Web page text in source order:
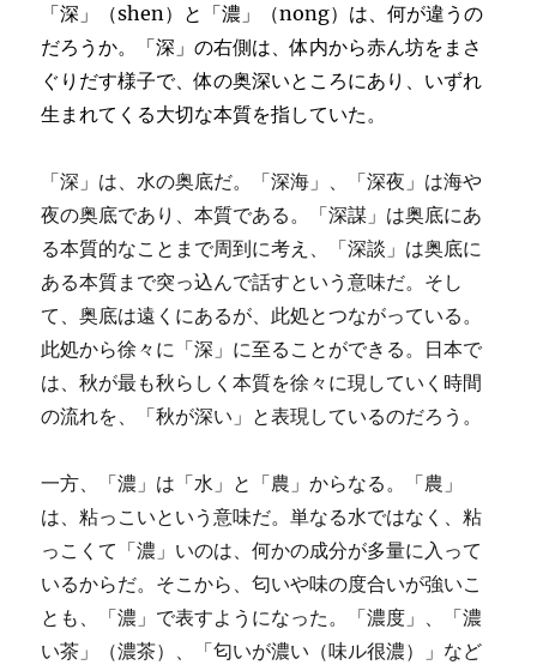
議
デ
モ
広
「深」（shen）と「濃 」（nong）は、何が違うの
だろうか。「深」の右側は、体内から赤ん坊をまさ
ぐりだす様子で、体の奥深いところにあり、いずれ
生まれてくる大切な本質を指していた。
「深」は、水の奥底だ。「深海」、「深夜」は海や
夜の奥底であり、本質である。「深謀」は奥底にあ
る本質的なことまで周到に考え、「深談」は奥底に
ある本質まで突っ込んで話すという意味だ。そし
て、奥底は遠くにあるが、此処とつながっている。
此処から徐々に「深」に至ることができる。日本で
は、秋が最も秋らしく本質を徐々に現していく時間
の流れを、「秋が深い」と表現しているのだろう。
一方、「濃」は「水」と「農」からなる。「農」
は、粘っこいという意味だ。単なる水ではなく、粘
っこくて「濃」いのは、何かの成分が多量に入って
いるからだ。そこから、匂いや味の度合いが強いこ
とも、「濃」で表すようになった。「濃度」、「濃
い茶」（濃茶）、「匂いが濃い（味ル很濃）」など